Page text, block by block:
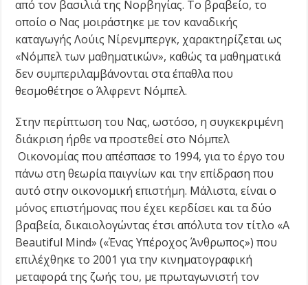
από τον βασιλιά της Νορβηγίας. Το βραβείο, το
οποίο ο Νας μοιράστηκε με τον καναδικής
καταγωγής Λούις Νίρενμπεργκ, χαρακτηρίζεται ως
«Νόμπελ των μαθηματικών», καθώς τα μαθηματικά
δεν συμπεριλαμβάνονται στα έπαθλα που
θεσμοθέτησε ο Άλφρεντ Νόμπελ.
Στην περίπτωση του Νας, ωστόσο, η συγκεκριμένη
διάκριση ήρθε να προστεθεί στο Νόμπελ
Οικονομίας που απέσπασε το 1994, για το έργο του
πάνω στη θεωρία παιγνίων και την επίδραση που
αυτό στην οικονομική επιστήμη. Μάλιστα, είναι ο
μόνος επιστήμονας που έχει κερδίσει και τα δύο
βραβεία, δικαιολογώντας έτσι απόλυτα τον τίτλο «A
Beautiful Mind» («Ένας Υπέροχος Άνθρωπος») που
επιλέχθηκε το 2001 για την κινηματογραφική
μεταφορά της ζωής του, με πρωταγωνιστή τον